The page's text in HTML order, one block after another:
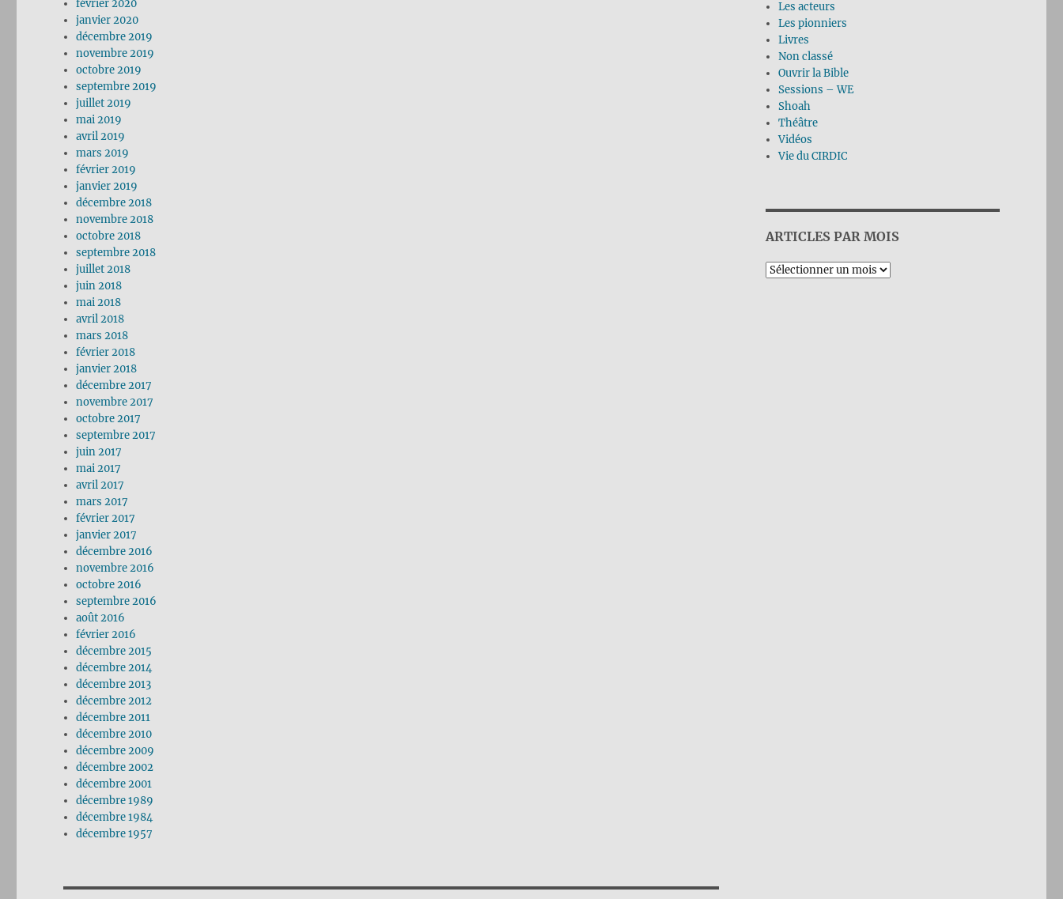
février 2020
janvier 2020
décembre 2019
novembre 2019
octobre 2019
septembre 2019
juillet 2019
mai 2019
avril 2019
mars 2019
février 2019
janvier 2019
décembre 2018
novembre 2018
octobre 2018
septembre 2018
juillet 2018
juin 2018
mai 2018
avril 2018
mars 2018
février 2018
janvier 2018
décembre 2017
novembre 2017
octobre 2017
septembre 2017
juin 2017
mai 2017
avril 2017
mars 2017
février 2017
janvier 2017
décembre 2016
novembre 2016
octobre 2016
septembre 2016
août 2016
février 2016
décembre 2015
décembre 2014
décembre 2013
décembre 2012
décembre 2011
décembre 2010
décembre 2009
décembre 2002
décembre 2001
décembre 1989
décembre 1984
décembre 1957
Les acteurs
Les pionniers
Livres
Non classé
Ouvrir la Bible
Sessions – WE
Shoah
Théâtre
Vidéos
Vie du CIRDIC
ARTICLES PAR MOIS
Archives